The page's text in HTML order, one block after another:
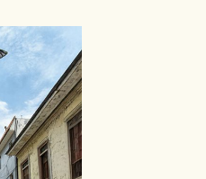
照片：Promperú